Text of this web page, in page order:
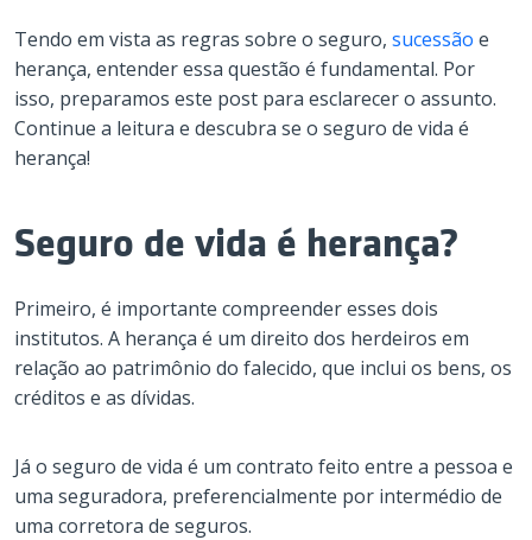
Tendo em vista as regras sobre o seguro, sucessão e
herança, entender essa questão é fundamental. Por
isso, preparamos este post para esclarecer o assunto.
Continue a leitura e descubra se o seguro de vida é
herança!
Seguro de vida é herança?
Primeiro, é importante compreender esses dois
institutos. A herança é um direito dos herdeiros em
relação ao patrimônio do falecido, que inclui os bens, os
créditos e as dívidas.
Já o seguro de vida é um contrato feito entre a pessoa e
uma seguradora, preferencialmente por intermédio de
uma corretora de seguros.